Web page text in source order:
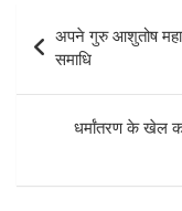
navigation
अपने गुरु आशुतोष
समाधि
धर्मांतरण के खेल